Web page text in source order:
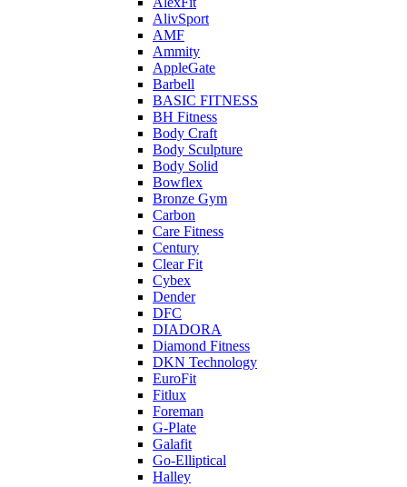
AlivSport
AMF
Ammity
AppleGate
Barbell
BASIC FITNESS
BH Fitness
Body Craft
Body Sculpture
Body Solid
Bowflex
Bronze Gym
Carbon
Care Fitness
Century
Clear Fit
Cybex
Dender
DFC
DIADORA
Diamond Fitness
DKN Technology
EuroFit
Fitlux
Foreman
G-Plate
Galafit
Go-Elliptical
Halley